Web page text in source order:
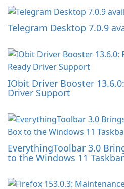
Telegram Desktop 7.0.9
IObit Driver Booster
Driver Support
EverythingToolbar 3.0
to the Windows 11 Taskbar